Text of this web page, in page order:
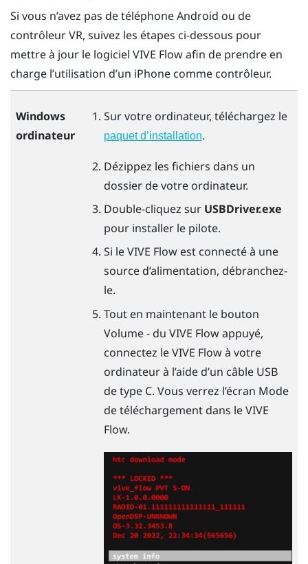
Si vous n’avez pas de téléphoneAndroid ou de
contrôleur VR, suivez les étapes ci-dessous pour
mettre à jour le logiciel VIVE Flowafin de prendre en
charge l’utilisation d’un iPhone comme contrôleur.
Windows
ordinateur
Sur votre ordinateur, téléchargez le
paquet d’installation.
Dézippez les fichiers dans un
dossier de votre ordinateur.
Double-cliquez sur USBDriver.exe
pour installer le pilote.
Si leVIVE Flowest connecté à une
source d’alimentation, débranchez-
le.
Tout en maintenant le bouton
Volume - du VIVE Flowappuyé,
connectez leVIVE Flowà votre
ordinateur à l’aide d’un câble USB
de type C. Vous verrez l’écran Mode
de téléchargement dans leVIVE
Flow.